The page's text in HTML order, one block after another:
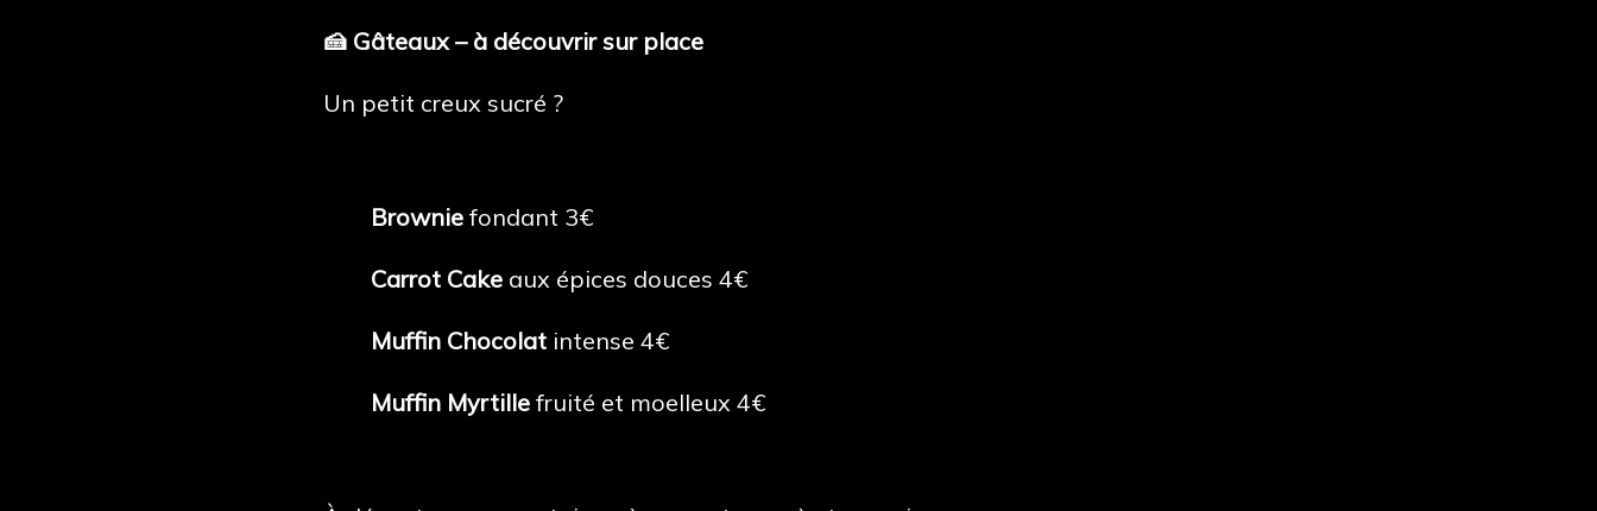
🍰 Gâteaux – à découvrir sur place
Un petit creux sucré ?
Brownie fondant 3€
Carrot Cake aux épices douces 4€
Muffin Chocolat intense 4€
Muffin Myrtille fruité et moelleux 4€